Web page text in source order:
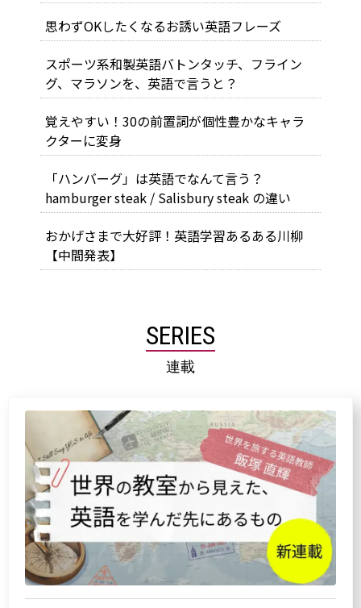
思わずOKしたくなるお誘い英語フレーズ
スポーツ系和製英語バトンタッチ、フライン
グ、マラソンを、英語で言うと？
覚えやすい！30の前置詞が個性豊かなキャラ
クターに変身
「ハンバーグ」は英語でなんて言う？
hamburger steak / Salisbury steak の違い
おかげさまで大好評！英語学習あるある川柳
【中間発表】
SERIES
連載